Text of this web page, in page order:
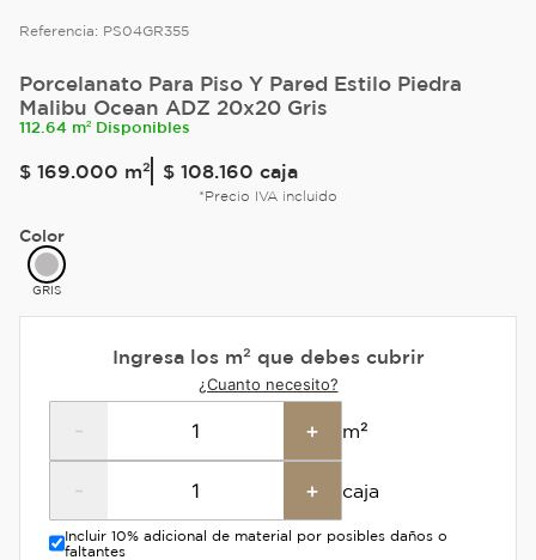
Referencia: PS04GR355
Porcelanato Para Piso Y Pared Estilo Piedra
Malibu Ocean ADZ 20x20 Gris
112.64 m² Disponibles
$ 169.000 m² $ 108.160 caja
*Precio IVA incluido
Color
GRIS
Ingresa los m² que debes cubrir
¿Cuanto necesito?
- + m²
- + caja
Incluir 10% adicional de material por posibles daños o
faltantes